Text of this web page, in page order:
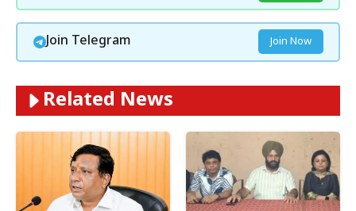
Join Telegram Join Now
Related News